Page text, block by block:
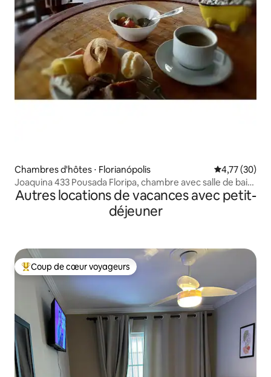
Chambres d'hôtes ⋅ Florianópolis Évaluation
4,77 (30)
Joaquina 433 Pousada Floripa, chambre avec salle de bain
2
Autres locations de vacances avec petit-
déjeuner
Coups de cœur voyageurs les plus appréciés
Coup de cœur voyageurs